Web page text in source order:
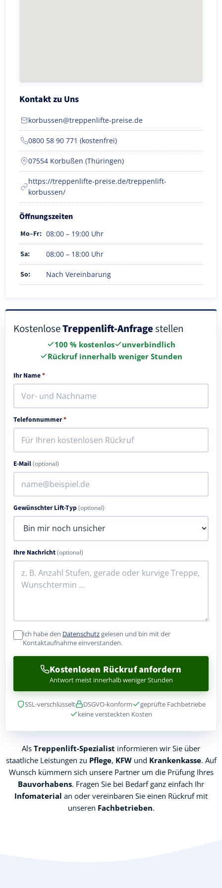
Kontakt zu Uns
korbussen@treppenlifte-preise.de
0800 58 90 771 (kostenfrei)
07554 Korbußen (Thüringen)
https://treppenlifte-preise.de/treppenlift-
korbussen/
Öffnungszeiten
Mo–Fr: 08:00 – 19:00 Uhr
Sa: 08:00 – 18:00 Uhr
So: Nach Vereinbarung
KostenloseTreppenlift-Anfragestellen
100 % kostenlos
unverbindlich
Rückruf innerhalb weniger Stunden
Ihr Name*
Telefonnummer*
E-Mail(optional)
Gewünschter Lift-Typ(optional)
Ihre Nachricht(optional)
Ich habe den Datenschutzgelesen und bin mit der
Kontaktaufnahme einverstanden.
Kostenlosen Rückruf anfordern
Antwort meist innerhalb weniger Stunden
SSL-verschlüsselt DSGVO-konform
geprüfte Fachbetriebe
keine versteckten Kosten
Als Treppenlift-Spezialist informieren wir Sie über
staatliche Leistungen zu Pflege, KFWund Krankenkasse. Auf
Wunsch kümmern sich unsere Partner um die Prüfung Ihres
Bauvorhabens. Fragen Sie bei Bedarf ganz einfach Ihr
Infomaterial an oder vereinbaren Sie einen Rückruf mit
unseren Fachbetrieben.